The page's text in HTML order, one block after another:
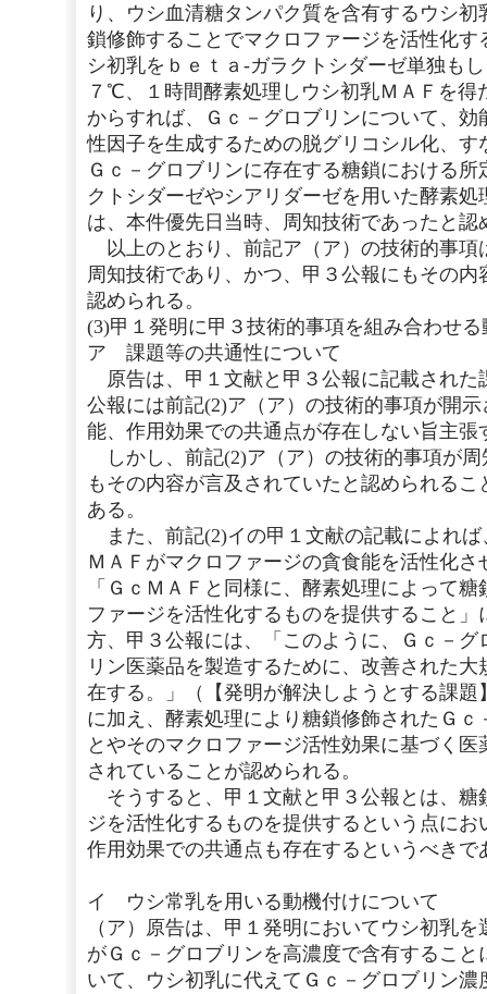
り、ウシ血清糖タンパク質を含有するウシ
鎖修飾することでマクロファージを活性化
シ初乳をｂｅｔａ‐ガラクトシダーゼ単独も
７℃、１時間酵素処理しウシ初乳ＭＡＦを得
からすれば、Ｇｃ－グロブリンについて、
性因子を生成するための脱グリコシル化、
Ｇｃ－グロブリンに存在する糖鎖における
クトシダーゼやシアリダーゼを用いた酵素
は、本件優先日当時、周知技術であったと認
以上のとおり、前記ア（ア）の技術的事項
周知技術であり、かつ、甲３公報にもその
認められる。
(3)甲１発明に甲３技術的事項を組み合わせ
ア 課題等の共通性について
原告は、甲１文献と甲３公報に記載された
公報には前記(2)ア（ア）の技術的事項が開
能、作用効果での共通点が存在しない旨主張
しかし、前記(2)ア（ア）の技術的事項が
もその内容が言及されていたと認められる
ある。
また、前記(2)イの甲１文献の記載によれ
ＭＡＦがマクロファージの貪食能を活性化
「ＧｃＭＡＦと同様に、酵素処理によって
ファージを活性化するものを提供すること
方、甲３公報には、「このように、Ｇｃ－
リン医薬品を製造するために、改善された
在する。」（【発明が解決しようとする課
に加え、酵素処理により糖鎖修飾されたＧ
とやそのマクロファージ活性効果に基づく
されていることが認められる。
そうすると、甲１文献と甲３公報とは、糖
ジを活性化するものを提供するという点に
作用効果での共通点も存在するというべきで
イ ウシ常乳を用いる動機付けについて
（ア）原告は、甲１発明においてウシ初乳
がＧｃ－グロブリンを高濃度で含有するこ
いて、ウシ初乳に代えてＧｃ－グロブリン